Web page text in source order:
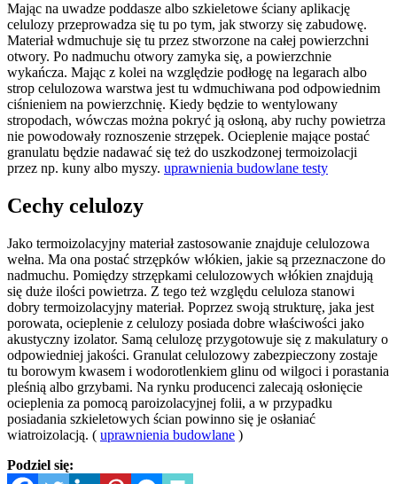
Mając na uwadze poddasze albo szkieletowe ściany aplikację
celulozy przeprowadza się tu po tym, jak stworzy się zabudowę.
Materiał wdmuchuje się tu przez stworzone na całej powierzchni
otwory. Po nadmuchu otwory zamyka się, a powierzchnie
wykańcza. Mając z kolei na względzie podłogę na legarach albo
strop celulozowa warstwa jest tu wdmuchiwana pod odpowiednim
ciśnieniem na powierzchnię. Kiedy będzie to wentylowany
stropodach, wówczas można pokryć ją osłoną, aby ruchy powietrza
nie powodowały roznoszenie strzępek. Ocieplenie mające postać
granulatu będzie nadawać się też do uszkodzonej termoizolacji
przez np. kuny albo myszy. uprawnienia budowlane testy
Cechy celulozy
Jako termoizolacyjny materiał zastosowanie znajduje celulozowa
wełna. Ma ona postać strzępków włókien, jakie są przeznaczone do
nadmuchu. Pomiędzy strzępkami celulozowych włókien znajdują
się duże ilości powietrza. Z tego też względu celuloza stanowi
dobry termoizolacyjny materiał. Poprzez swoją strukturę, jaka jest
porowata, ocieplenie z celulozy posiada dobre właściwości jako
akustyczny izolator. Samą celulozę przygotowuje się z makulatury o
odpowiedniej jakości. Granulat celulozowy zabezpieczony zostaje
tu borowym kwasem i wodorotlenkiem glinu od wilgoci i porastania
pleśnią albo grzybami. Na rynku producenci zalecają osłonięcie
ocieplenia za pomocą paroizolacyjnej folii, a w przypadku
posiadania szkieletowych ścian powinno się je osłaniać
wiatroizolacją. ( uprawnienia budowlane )
Podziel się: